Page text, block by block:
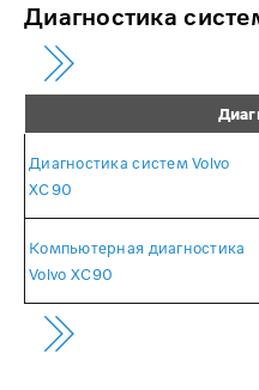
Диагностика
Диагностика систем Volvo
XC90
Компьютерная диагностика
Volvo XC90